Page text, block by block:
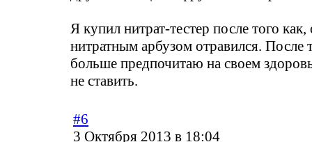
Я купил нитрат-тестер после того
нитратным арбузом отравился. После
больше предпочитаю на своем
не ставить.
#6
3 Октября 2013 в 18:04